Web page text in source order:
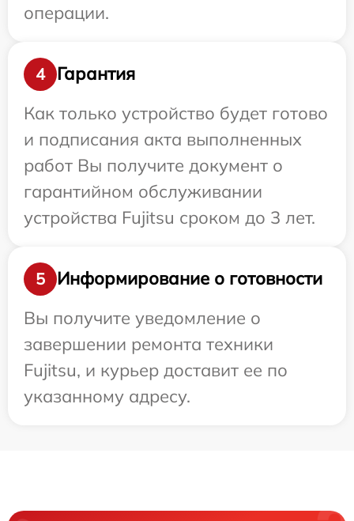
операции.
4
Гарантия
Как только устройство будет готово
и подписания акта выполненных
работ Вы получите документ о
гарантийном обслуживании
устройства Fujitsu сроком до 3 лет.
5
Информирование о готовности
Вы получите уведомление о
завершении ремонта техники
Fujitsu, и курьер доставит ее по
указанному адресу.